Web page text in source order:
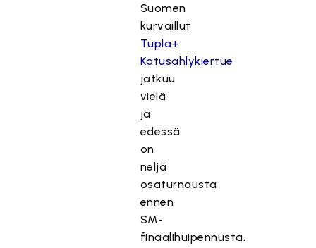
Suomen
kurvaillut
Tupla+
Katusählykiertue
jatkuu
vielä
ja
edessä
on
neljä
osaturnausta
ennen
SM-
finaalihuipennusta.